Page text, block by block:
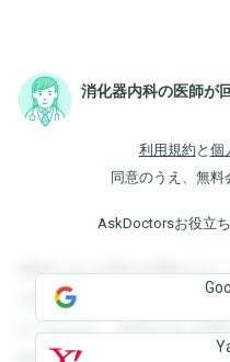
消化器内科の医師が
利用規約 と 個
同意のうえ、無料
AskDoctorsお役立
登録すると回答を閲覧する
を閲覧することができます
ができます。登録すると回